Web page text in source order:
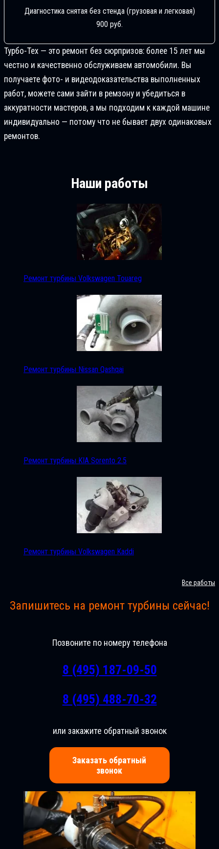
Диагностика снятая без стенда (грузовая и легковая)
900 руб.
Турбо-Тех — это ремонт без сюрпризов: более 15 лет мы
честно и качественно обслуживаем автомобили. Вы
получаете фото- и видеодоказательства выполненных
работ, можете сами зайти в ремзону и убедиться в
аккуратности мастеров, а мы подходим к каждой машине
индивидуально — потому что не бывает двух одинаковых
ремонтов.
Наши работы
Ремонт турбины Volkswagen Touareg
Ремонт турбины Nissan Qashqai
Ремонт турбины KIA Sorento 2.5
Ремонт турбины Volkswagen Kaddi
Все работы
Запишитесь на ремонт турбины сейчас!
Позвоните по номеру телефона
8 (495) 187-09-50
8 (495) 488-70-32
или закажите обратный звонок
Заказать обратный
звонок